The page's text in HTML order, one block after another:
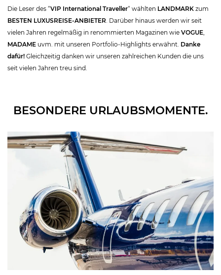
Die Leser des “VIP International Traveller“ wählten LANDMARK zum
BESTEN LUXUSREISE-ANBIETER. Darüber hinaus werden wir seit
vielen Jahren regelmäßig in renommierten Magazinen wie VOGUE,
MADAME uvm. mit unseren Portfolio-Highlights erwähnt. Danke
dafür! Gleichzeitig danken wir unseren zahlreichen Kunden die uns
seit vielen Jahren treu sind.
BESONDERE URLAUBSMOMENTE.